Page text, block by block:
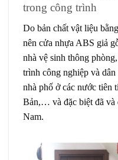
trong công trình
Do bản chất vật liệu
nên cửa nhựa ABS giả
nhà vệ sinh thông
trình công nghiệp và
nhà phố ở các nước tiên
Bản,… và đặc biệt đã và
Nam.